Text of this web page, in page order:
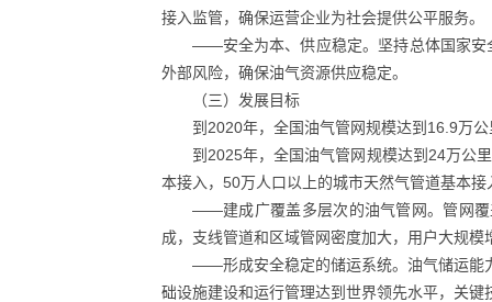
接入监管，确保运营企业为社会提供公平服务。
——安全为本、供应稳定。坚持总体国家安
外部风险，确保油气资源供应稳定。
（三）发展目标
到2020年，全国油气管网规模达到16.9万
到2025年，全国油气管网规模达到24万公
本接入，50万人口以上的城市天然气管道基本接
——建成广覆盖多层次的油气管网。管网覆
成，支线管道和区域管网密度加大，用户大规
——形成安全稳定的储运系统。油气储运能
础设施建设和运行管理达到世界领先水平，关